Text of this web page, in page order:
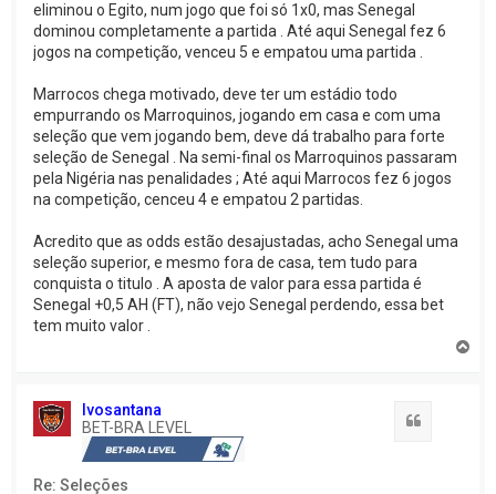
eliminou o Egito, num jogo que foi só 1x0, mas Senegal
dominou completamente a partida . Até aqui Senegal fez 6
jogos na competição, venceu 5 e empatou uma partida .
Marrocos chega motivado, deve ter um estádio todo
empurrando os Marroquinos, jogando em casa e com uma
seleção que vem jogando bem, deve dá trabalho para forte
seleção de Senegal . Na semi-final os Marroquinos passaram
pela Nigéria nas penalidades ; Até aqui Marrocos fez 6 jogos
na competição, cenceu 4 e empatou 2 partidas.
Acredito que as odds estão desajustadas, acho Senegal uma
seleção superior, e mesmo fora de casa, tem tudo para
conquista o titulo . A aposta de valor para essa partida é
Senegal +0,5 AH (FT), não vejo Senegal perdendo, essa bet
tem muito valor .
Ivosantana
BET-BRA LEVEL
Re: Seleções